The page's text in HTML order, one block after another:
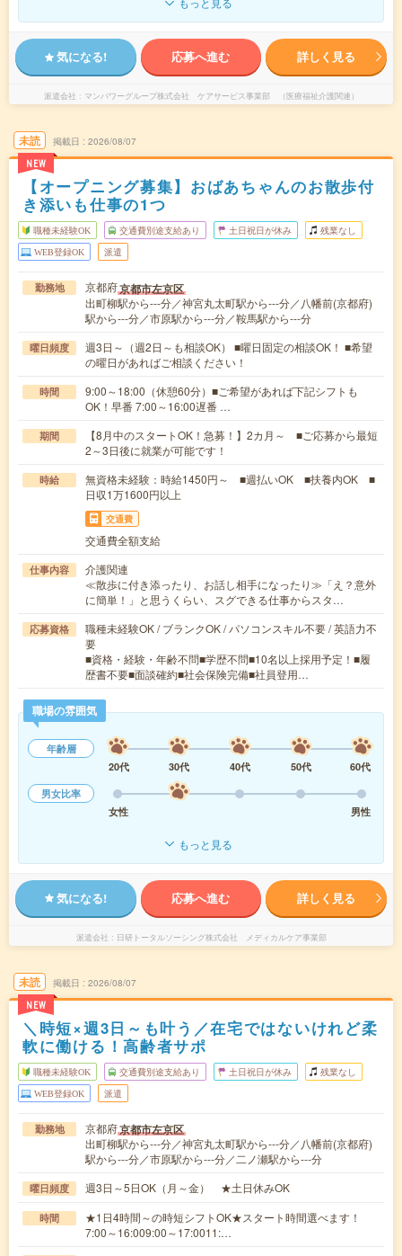
気になる! 応募へ進む 詳しく見る
派遣会社 マンパワーグループ株式会社 ケアサービス事業部 （医療福祉介護関連）
未読
NEW
掲載日 2026/08/07
【オープニング募集】おばあちゃんのお散歩付
き添いも仕事の1つ
職種未経験OK 交通費別途支給あり 土日祝日が休み 残業なし
WEB登録OK 派遣
勤務地 京都府京都市左京区
出町柳駅から---分／神宮丸太町駅から---分／八幡前(京都府)
駅から---分／市原駅から---分／鞍馬駅から---分
曜日頻度
週3日～（週2日～も相談OK） ■曜日固定の相談OK！ ■希望
の曜日があればご相談ください！
時間
9:00～18:00（休憩60分）■ご希望があれば下記シフトも
OK！早番 7:00～16:00遅番 …
期間
【8月中のスタートOK！急募！】2カ月～ ■ご応募から最短
2～3日後に就業が可能です！
時給
無資格未経験：時給1450円～ ■週払いOK ■扶養内OK ■
日収1万1600円以上
交通費
交通費全額支給
仕事内容
介護関連
≪散歩に付き添ったり、お話し相手になったり≫「え？意外
に簡単！」と思うくらい、スグできる仕事からスタ…
応募資格
職種未経験OK / ブランクOK / パソコンスキル不要 / 英語力不
要
■資格・経験・年齢不問■学歴不問■10名以上採用予定！■履
歴書不要■面談確約■社会保険完備■社員登用…
職場の雰囲気
年齢層
20代
30代 40代 50代
60代
男女比率
女性
男性
もっと見る
気になる! 応募へ進む 詳しく見る
派遣会社 日研トータルソーシング株式会社 メディカルケア事業部
未読
NEW
掲載日 2026/08/07
＼時短×週3日～も叶う／在宅ではないけれど柔
軟に働ける！高齢者サポ
職種未経験OK 交通費別途支給あり 土日祝日が休み 残業なし
WEB登録OK 派遣
勤務地 京都府京都市左京区
出町柳駅から---分／神宮丸太町駅から---分／八幡前(京都府)
駅から---分／市原駅から---分／二ノ瀬駅から---分
曜日頻度 週3日～5日OK（月～金） ★土日休みOK
時間
★1日4時間～の時短シフトOK★スタート時間選べます！
7:00～16:009:00～17:0011:…